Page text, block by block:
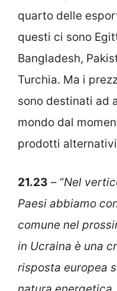
quarto delle
questi ci sono
Bangladesh,
Turchia. Ma i
sono destinati ad
mondo dal
prodotti
21.23 – “Nel
Paesi abbiamo
comune nel
in Ucraina è una
risposta europea